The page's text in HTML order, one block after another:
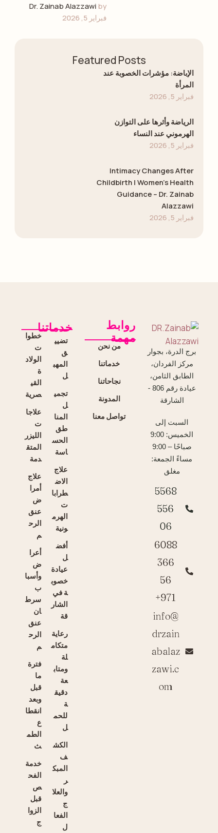
كل امرأة معرفتها، وكيفية
متابعة دورتكِ الخصوبية،
by
Dr. Zainab Alazzawi
فبراير 5, 2026
Featured Posts
الإباضة: مؤشرات الخصوبة عند
المرأة
فبراير 5, 2026
الرياضة وأثرها على التوازن
الهرموني عند النساء
فبراير 5, 2026
Intimacy Changes After
Childbirth | Women’s Health
Guidance – Dr. Zainab
Alazzawi
فبراير 5, 2026
برج الدرة، بجوار
مركز الفردان،
الطابق الثامن،
عيادة رقم 806 -
الشارقة
السبت إلى
الخميس: 9:00
صباحًا – 9:00
مساءً الجمعة:
مغلق
5568
556
06
6088
366
56
971+
info@
drzain
abalaz
zawi.c
om
روابط
مهمة
من نحن
خدماتنا
نجاحاتنا
المدونة
تواصل معنا
خدماتنا
تضيي
ق
المهب
ل
تجمي
ل
المنا
طق
الحس
اسة
علاج
الاض
طرابا
ت
الهرم
ونية
أفض
ل
عيادة
خصوب
ة في
الشار
قة
رعاية
متكام
لة
ومتاب
عة
دقيق
ة
للحم
ل
الكش
ف
المبك
ر
والعلا
ج
الفعا
ل
خطوا
ت
الولاد
ة
القي
صرية
علاجا
ت
الليزر
المتق
دمة
علاج
أمرا
ض
عنق
الرح
م
أعرا
ض
وأسبا
ب
سرط
ان
عنق
الرح
م
فترة
ما
قبل
وبعد
انقطا
ع
الطم
ث
خدمة
الفح
ص
قبل
الزوا
ج